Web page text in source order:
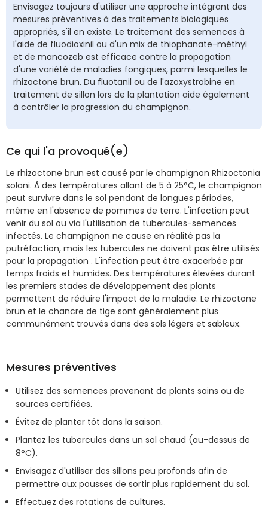
Envisagez toujours d'utiliser une approche intégrant des
mesures préventives à des traitements biologiques
appropriés, s'il en existe. Le traitement des semences à
l'aide de fluodioxinil ou d'un mix de thiophanate-méthyl
et de mancozeb est efficace contre la propagation
d'une variété de maladies fongiques, parmi lesquelles le
rhizoctone brun. Du fluotanil ou de l'azoxystrobine en
traitement de sillon lors de la plantation aide également
à contrôler la progression du champignon.
Ce qui l'a provoqué(e)
Le rhizoctone brun est causé par le champignon Rhizoctonia
solani. À des températures allant de 5 à 25°C, le champignon
peut survivre dans le sol pendant de longues périodes,
même en l'absence de pommes de terre. L'infection peut
venir du sol ou via l'utilisation de tubercules-semences
infectés. Le champignon ne cause en réalité pas la
putréfaction, mais les tubercules ne doivent pas être utilisés
pour la propagation . L'infection peut être exacerbée par
temps froids et humides. Des températures élevées durant
les premiers stades de développement des plants
permettent de réduire l'impact de la maladie. Le rhizoctone
brun et le chancre de tige sont généralement plus
communément trouvés dans des sols légers et sableux.
Mesures préventives
Utilisez des semences provenant de plants sains ou de
sources certifiées.
Évitez de planter tôt dans la saison.
Plantez les tubercules dans un sol chaud (au-dessus de
8°C).
Envisagez d'utiliser des sillons peu profonds afin de
permettre aux pousses de sortir plus rapidement du sol.
Effectuez des rotations de cultures.